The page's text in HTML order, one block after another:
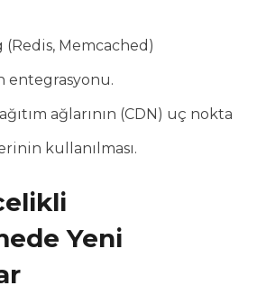
Memcached)
ağlarının (CDN) uç nokta
kullanılması.
Yeni